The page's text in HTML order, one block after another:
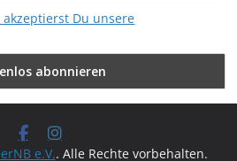
Du unsere
e.V.. Alle Rechte vorbehalten.